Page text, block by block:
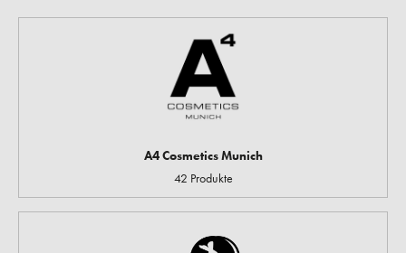
A4 Cosmetics Munich
42 Produkte